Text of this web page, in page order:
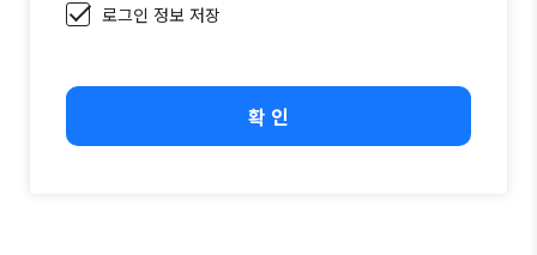
로그인 정보 저장
확 인